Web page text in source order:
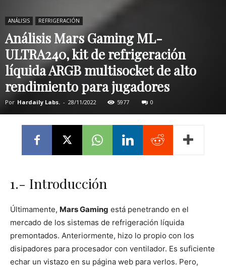
ANÁLISIS REFRIGERACIÓN
Análisis Mars Gaming ML-
ULTRA240, kit de refrigeración
líquida ARGB multisocket de alto
rendimiento para jugadores
Por Hardaily Labs. - 28/11/2022 5977 0
1.- Introducción
Últimamente, Mars Gaming está penetrando en el
mercado de los sistemas de refrigeración líquida
premontados. Anteriormente, hizo lo propio con los
disipadores para procesador con ventilador. Es suficiente
echar un vistazo en su página web para verlos. Pero,